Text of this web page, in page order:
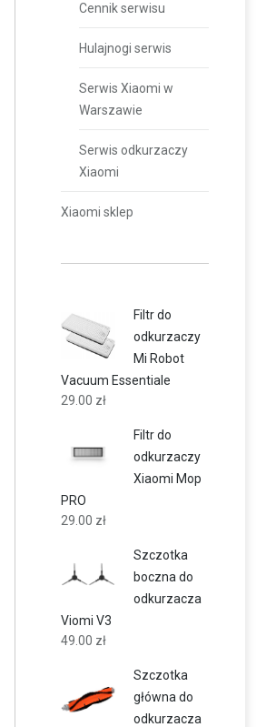
Cennik serwisu
Hulajnogi serwis
Serwis Xiaomi w
Warszawie
Serwis odkurzaczy
Xiaomi
Xiaomi sklep
Filtr do
odkurzaczy
Mi Robot
Vacuum Essentiale
29.00 zł
Filtr do
odkurzaczy
Xiaomi Mop
PRO
29.00 zł
Szczotka
boczna do
odkurzacza
Viomi V3
49.00 zł
Szczotka
główna do
odkurzacza